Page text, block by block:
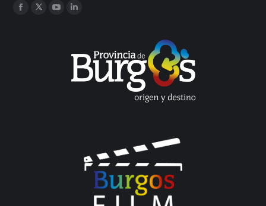
Encuéntranos en:
Facebook